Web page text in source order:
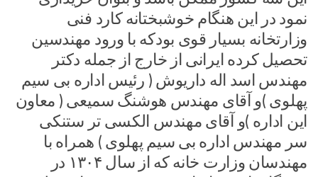
نمود در این هنگام خوشبختانه کارد فنی
وزارتخانه بسیار قوی بودکه با ورود مهندسین
تحصیل کرده ایرانی از خارج از جمله دکتر
مهندس اسد اله داریوش ( رئیس اداره بی سیم
پهلوی )و آقای مهندس هوشنگ سمیعی ( معاون
این اداره )و آقای مهندس الکسی تر ستنکی
سر مهندس اداره بی سیم پهلوی ) همراه با
مهندسان وزارت خانه که از سال ۱۳۰۴ در